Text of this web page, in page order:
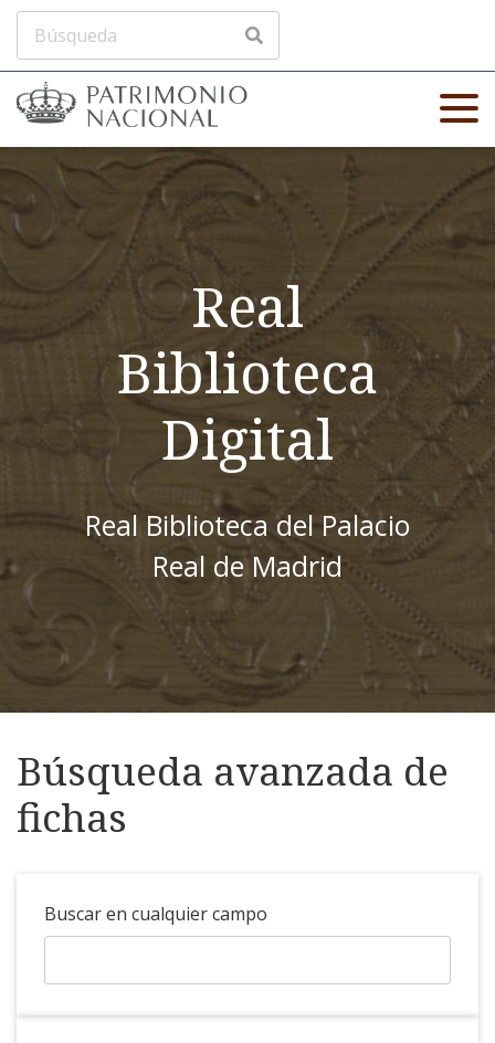
Real
Biblioteca
Digital
Real Biblioteca del Palacio
Real de Madrid
Búsqueda avanzada de
fichas
Buscar en cualquier campo